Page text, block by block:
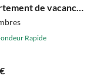
Appartement de vacances Vorwerk Biensdorf 2
Rapide